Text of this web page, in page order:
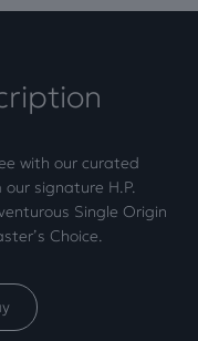
with our curated
signature H.P.
Single Origin
Choice.